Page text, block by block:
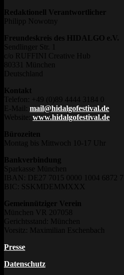
Redaktionell Verantwortlicher
Philipp Nowotny
Freundeskreis des HIDALGO e.V.
Sendlinger Str. 1
c/o RUFFINI Creative Hub
80331 München
Deutschland
Kontakt
Telefon: +49 (0)89 4444 3184 0
E-Mail: mail@hidalgofestival.de
Website: www.hidalgofestival.de
Bürozeiten
Montag bis Mittwoch 10-17 Uhr
Bankverbindung
Sparkasse München
IBAN: DE27 7015 0000 1004 6872 71
BIC: SSKMDEMMXXX
Gemeinnütziger Verein
München VR 207058
Gerichtsstand: München
Vorsitz: Maximilian Eschenbach
Presse
Datenschutz